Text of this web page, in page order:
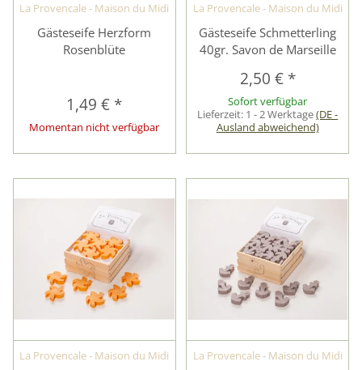
La Provencale - Maison du Midi
Gästeseife Herzform
Rosenblüte
1,49 € *
Momentan nicht verfügbar
La Provencale - Maison du Midi
Gästeseife Schmetterling
40gr. Savon de Marseille
2,50 € *
Sofort verfügbar
Lieferzeit: 1 - 2 Werktage(DE -
Ausland abweichend)
La Provencale - Maison du Midi La Provencale - Maison du Midi